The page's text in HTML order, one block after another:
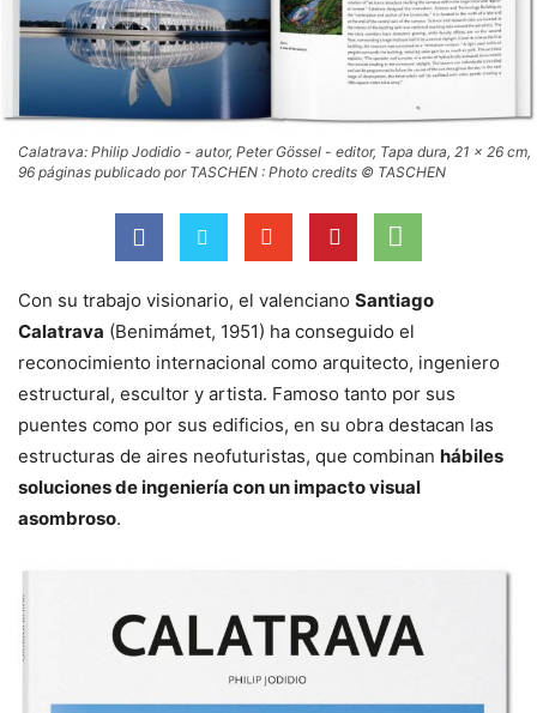
Calatrava: Philip Jodidio - autor, Peter Gössel - editor, Tapa dura, 21 x 26 cm,
96 páginas publicado por TASCHEN : Photo credits © TASCHEN
Con su trabajo visionario, el valenciano Santiago
Calatrava (Benimámet, 1951) ha conseguido el
reconocimiento internacional como arquitecto, ingeniero
estructural, escultor y artista. Famoso tanto por sus
puentes como por sus edificios, en su obra destacan las
estructuras de aires neofuturistas, que combinan hábiles
soluciones de ingeniería con un impacto visual
asombroso.